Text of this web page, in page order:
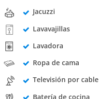
Jacuzzi
Lavavajillas
Lavadora
Ropa de cama
Televisión por cable
Batería de cocina